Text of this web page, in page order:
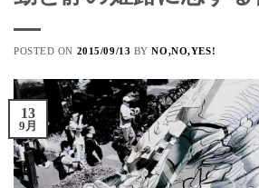
POSTED ON 2015/09/13 BYNO,NO,YES!
13
9月